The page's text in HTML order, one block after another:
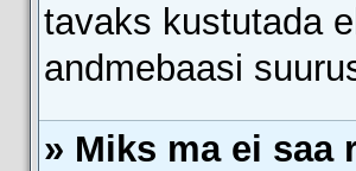
tavaks kustutada
andmebaasi
» Miks ma ei saa